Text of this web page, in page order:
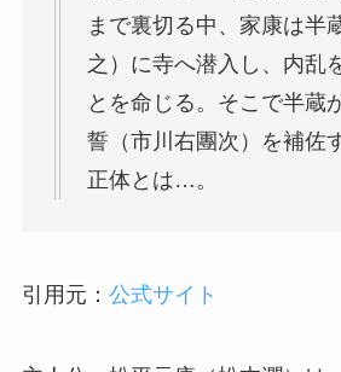
まで裏切る中、家康は半
之）に寺へ潜入し、内乱
とを命じる。そこで半蔵
誓（市川右團次）を補佐
正体とは…。
引用元： 公式サイト